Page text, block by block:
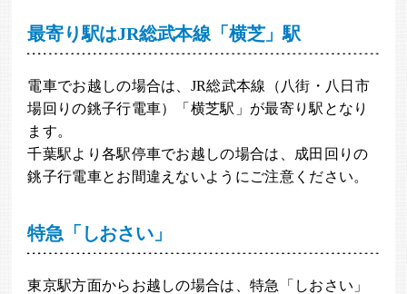
最寄り駅はJR総武本線「横芝」駅
電車でお越しの場合は、JR総武本線（八街・八日市
場回りの銚子行電車）「横芝駅」が最寄り駅となり
ます。
千葉駅より各駅停車でお越しの場合は、成田回りの
銚子行電車とお間違えないようにご注意ください。
特急「しおさい」
東京駅方面からお越しの場合は、特急「しおさい」